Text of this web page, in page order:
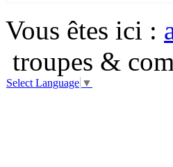
Vous êtes ici :
troupes &
Select Language ▼